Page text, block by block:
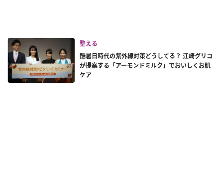
整える
酷暑日時代の紫外線対策どうしてる？ 江崎グリコ
が提案する「アーモンドミルク」でおいしくお肌
ケア